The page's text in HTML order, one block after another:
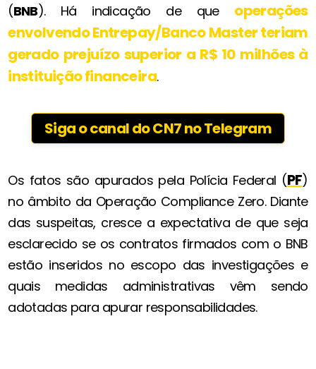
(BNB). Há indicação de que operações
envolvendo Entrepay/Banco Master teriam
gerado prejuízo superior a R$ 10 milhões à
instituição financeira.
Siga o canal do CN7 no Telegram
Os fatos são apurados pela Polícia Federal (PF)
no âmbito da Operação Compliance Zero. Diante
das suspeitas, cresce a expectativa de que seja
esclarecido se os contratos firmados com o BNB
estão inseridos no escopo das investigações e
quais medidas administrativas vêm sendo
adotadas para apurar responsabilidades.